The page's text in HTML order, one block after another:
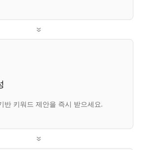
»
반 키워드 제안을 즉시 받으세요.
»